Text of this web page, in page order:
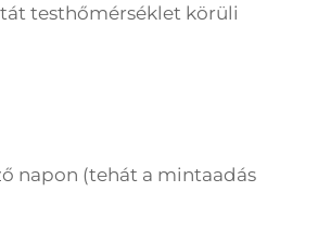
testhőmérséklet körüli
napon (tehát a mintaadás